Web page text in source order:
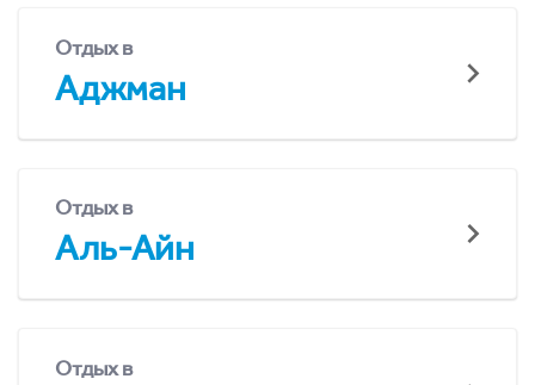
Отдых в
Аджман
Отдых в
Аль-Айн
Отдых в